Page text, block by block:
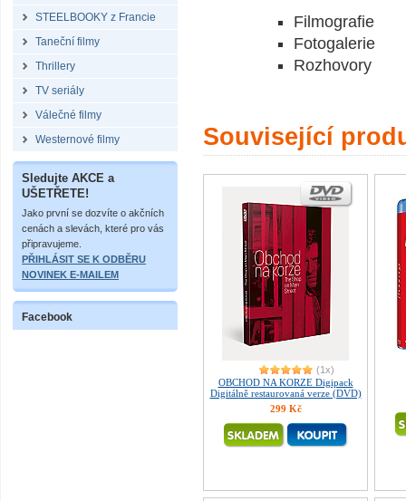
STEELBOOKY z Francie
Taneční filmy
Thrillery
TV seriály
Válečné filmy
Westernové filmy
Sledujte AKCE a
UŠETŘETE!
Jako první se dozvíte o akčních
cenách a slevách, které pro vás
připravujeme.
PŘIHLÁSIT SE K ODBĚRU
NOVINEK E-MAILEM
Facebook
Filmografie
Fotogalerie
Rozhovory
Související
(1x)
OBCHOD NA KORZE Digipack
Digitálně restaurovaná verze (DVD)
299 Kč